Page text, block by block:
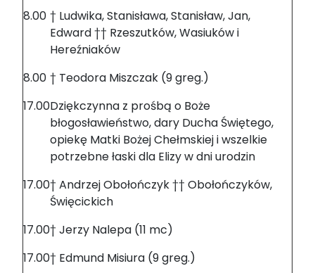
8.00 † Ludwika, Stanisława, Stanisław, Jan,
Edward †† Rzeszutków, Wasiuków i
Hereźniaków
8.00 † Teodora Miszczak (9 greg.)
17.00Dziękczynna z prośbą o Boże
błogosławieństwo, dary Ducha Świętego,
opiekę Matki Bożej Chełmskiej i wszelkie
potrzebne łaski dla Elizy w dni urodzin
17.00† Andrzej Obołończyk †† Obołończyków,
Święcickich
17.00† Jerzy Nalepa (11 mc)
17.00† Edmund Misiura (9 greg.)